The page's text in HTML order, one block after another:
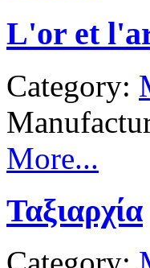
L'or et
Category:
More...
Ταξιαρχία